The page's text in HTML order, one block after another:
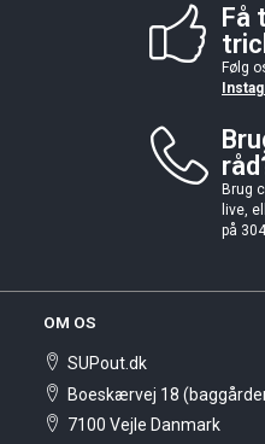
Få
Følg
Brug
live,
på
OM OS
SUPout.dk
Boeskærvej 18
7100 Vejle Danmark